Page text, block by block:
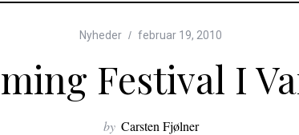
Nyheder februar 19, 2010
Festival I
by Carsten Fjølner